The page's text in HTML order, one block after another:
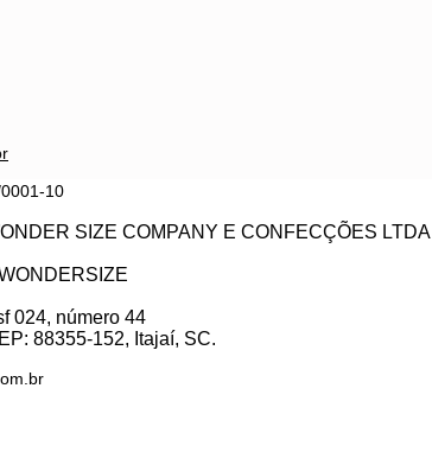
10
SIZE COMPANY E CONFECÇÕES LTDA
024, número 44
88355-152, Itajaí, SC.